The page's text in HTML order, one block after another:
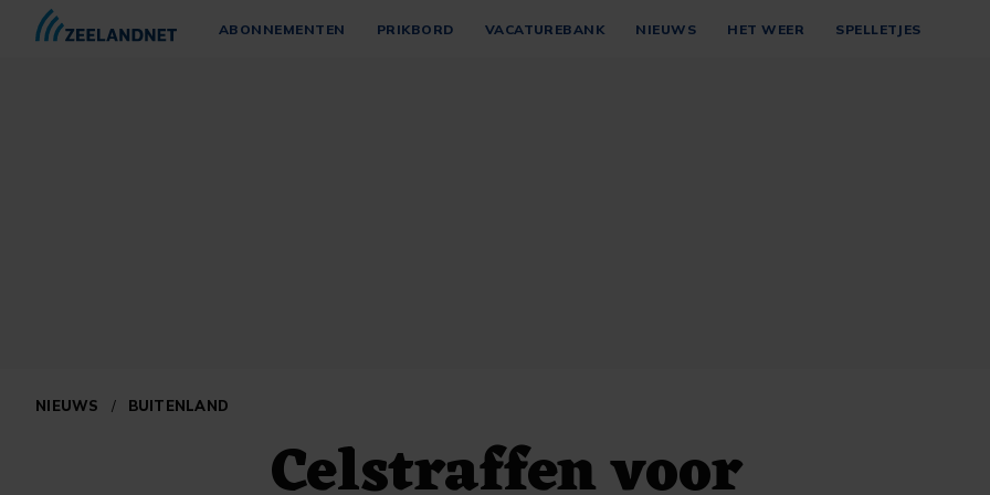
ABONNEMENTEN PRIKBORD VACATUREBANK NIEUWS HET WEER SPELLETJES
NIEUWS / BUITENLAND